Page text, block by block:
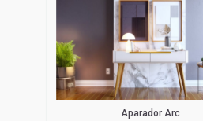
Aparador Arc